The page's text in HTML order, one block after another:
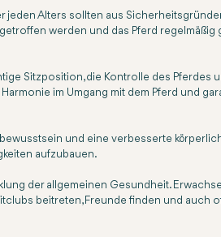
jeden Alters sollten aus
werden und das Pferd regelmäßig
Sitzposition, die Kontrolle des Pferdes
im Umgang mit dem Pferd und
und eine verbesserte
aufzubauen.
der allgemeinen Gesundheit.
beitreten, Freunde finden und auch